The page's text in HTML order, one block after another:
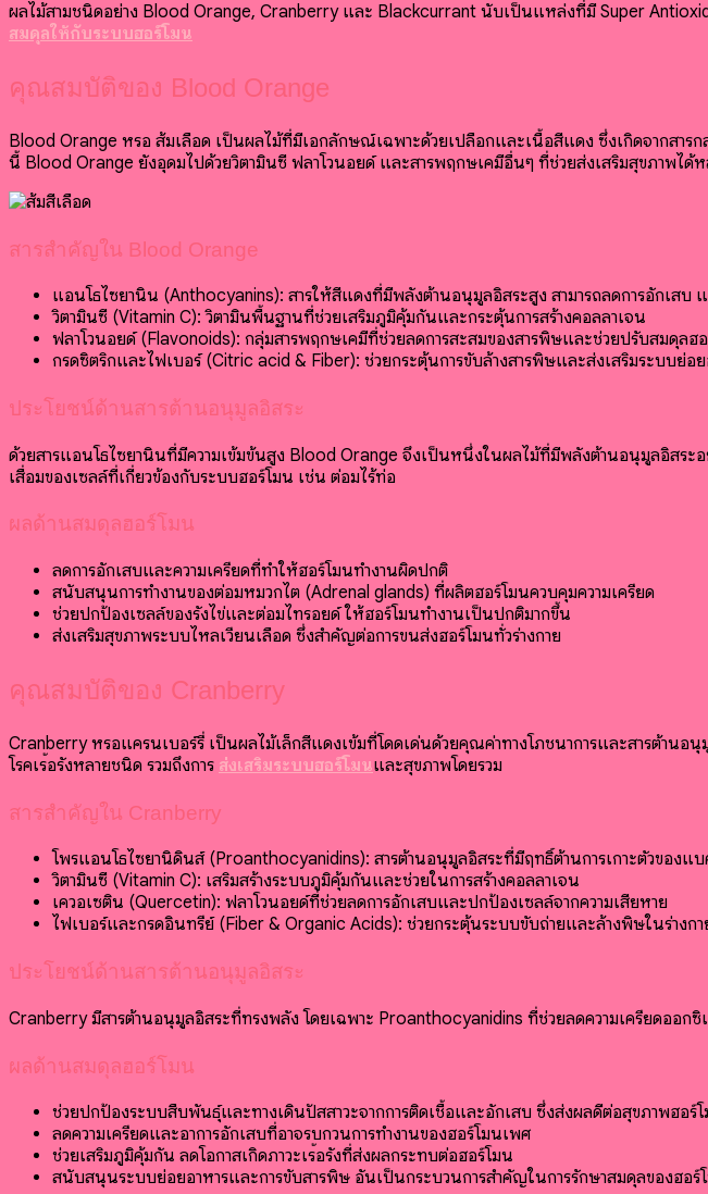
ผลไม้สามชนิดอย่าง Blood Orange, Cranberry และ Blackcurrant นับเป็นแหล่งที่มี Super
สมดุลให้กับระบบฮอร์โมน
คุณสมบัติของ Blood Orange
Blood Orange หรือ ส้มเลือด เป็นผลไม้ที่มีเอกลักษณ์เฉพาะด้วยเปลือกและเนื้อสีแดง ซึ่งเกิดจากสารก
นี้ Blood Orange ยังอุดมไปด้วยวิตามินซี ฟลาโวนอยด์ และสารพฤกษเคมีอื่นๆ ที่ช่วยส่งเสริมสุขภาพได้ห
สารสำคัญใน Blood Orange
แอนโธไซยานิน (Anthocyanins): สารให้สีแดงที่มีพลังต้านอนุมูลอิสระสูง สามารถลดการอักเสบ
วิตามินซี (Vitamin C): วิตามินพื้นฐานที่ช่วยเสริมภูมิคุ้มกันและกระตุ้นการสร้างคอลลาเจน
ฟลาโวนอยด์ (Flavonoids): กลุ่มสารพฤกษเคมีที่ช่วยลดการสะสมของสารพิษและช่วยปรับสมดุลฮ
กรดซิตริกและไฟเบอร์ (Citric acid & Fiber): ช่วยกระตุ้นการขับล้างสารพิษและส่งเสริมระบบย่อย
ประโยชน์ด้านสารต้านอนุมูลอิสระ
ด้วยสารแอนโธไซยานินที่มีความเข้มข้นสูง Blood Orange จึงเป็นหนึ่งในผลไม้ที่มีพลังต้านอนุมูลอิสระ
เสื่อมของเซลล์ที่เกี่ยวข้องกับระบบฮอร์โมน เช่น ต่อมไร้ท่อ
ผลด้านสมดุลฮอร์โมน
ลดการอักเสบและความเครียดที่ทำให้ฮอร์โมนทำงานผิดปกติ
สนับสนุนการทำงานของต่อมหมวกไต (Adrenal glands) ที่ผลิตฮอร์โมนควบคุมความเครียด
ช่วยปกป้องเซลล์ของรังไข่และต่อมไทรอยด์ ให้ฮอร์โมนทำงานเป็นปกติมากขึ้น
ส่งเสริมสุขภาพระบบไหลเวียนเลือด ซึ่งสำคัญต่อการขนส่งฮอร์โมนทั่วร่างกาย
คุณสมบัติของ Cranberry
Cranberry หรือแครนเบอร์รี่ เป็นผลไม้เล็กสีแดงเข้มที่โดดเด่นด้วยคุณค่าทางโภชนาการและสารต้านอ
โรคเรื้อรังหลายชนิด รวมถึงการ ส่งเสริมระบบฮอร์โมนและสุขภาพโดยรวม
สารสำคัญใน Cranberry
โพรแอนโธไซยานิดินส์ (Proanthocyanidins): สารต้านอนุมูลอิสระที่มีฤทธิ์ต้านการเกาะตัวของแ
วิตามินซี (Vitamin C): เสริมสร้างระบบภูมิคุ้มกันและช่วยในการสร้างคอลลาเจน
เควอเซติน (Quercetin): ฟลาโวนอยด์ที่ช่วยลดการอักเสบและปกป้องเซลล์จากความเสียหาย
ไฟเบอร์และกรดอินทรีย์ (Fiber & Organic Acids): ช่วยกระตุ้นระบบขับถ่ายและล้างพิษในร่างกา
ประโยชน์ด้านสารต้านอนุมูลอิสระ
Cranberry มีสารต้านอนุมูลอิสระที่ทรงพลัง โดยเฉพาะ Proanthocyanidins ที่ช่วยลดความเครียดออ
ผลด้านสมดุลฮอร์โมน
ช่วยปกป้องระบบสืบพันธุ์และทางเดินปัสสาวะจากการติดเชื้อและอักเสบ ซึ่งส่งผลดีต่อสุขภาพฮอ
ลดความเครียดและอาการอักเสบที่อาจรบกวนการทำงานของฮอร์โมนเพศ
ช่วยเสริมภูมิคุ้มกัน ลดโอกาสเกิดภาวะเรื้อรังที่ส่งผลกระทบต่อฮอร์โมน
สนับสนุนระบบย่อยอาหารและการขับสารพิษ อันเป็นกระบวนการสำคัญในการรักษาสมดุลของฮอร์